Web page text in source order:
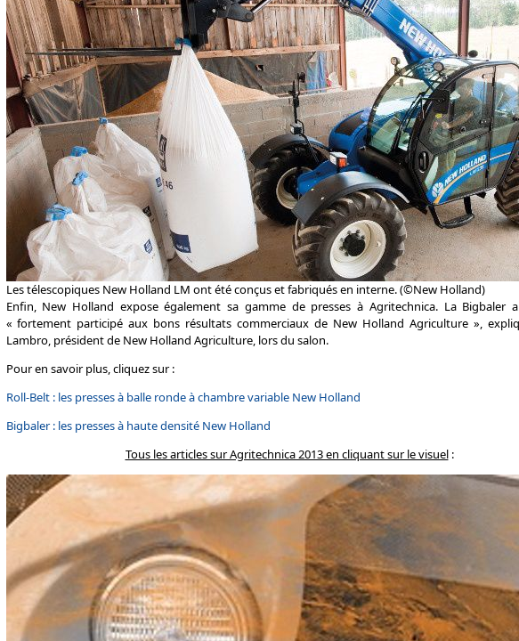
Les télescopiques New Holland LM ont été conçus et fabriqués en interne. (©New Holland)
Enfin, New Holland expose également sa gamme de presses à Agritechnica. La Bigbaler
« fortement participé aux bons résultats commerciaux de New Holland Agriculture »,
Lambro, président de New Holland Agriculture, lors du salon.
Pour en savoir plus, cliquez sur :
Roll-Belt : les presses à balle ronde à chambre variable New Holland
Bigbaler : les presses à haute densité New Holland
Tous les articles sur Agritechnica 2013 en cliquant sur le visuel: